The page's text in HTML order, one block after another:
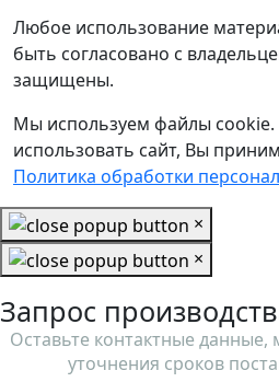
Любое использование
быть согласовано с
защищены.
Мы используем файлы
использовать сайт, Вы
Политика обработки
×
×
Запрос
Оставьте контактные
уточнения сроков